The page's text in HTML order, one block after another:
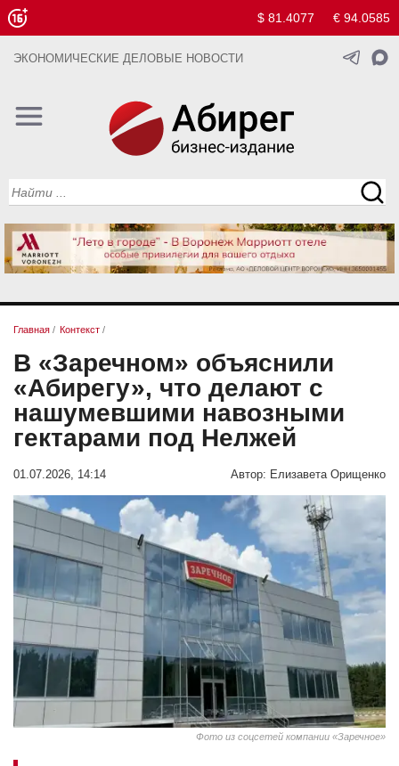
$ 81.4077 € 94.0585
ЭКОНОМИЧЕСКИЕ ДЕЛОВЫЕ НОВОСТИ
Главная / Контекст /
В «Заречном» объяснили
«Абирегу», что делают с
нашумевшими навозными
гектарами под Нелжей
01.07.2026, 14:14 Автор: Елизавета Орищенко
Фото из соцсетей компании «Заречное»